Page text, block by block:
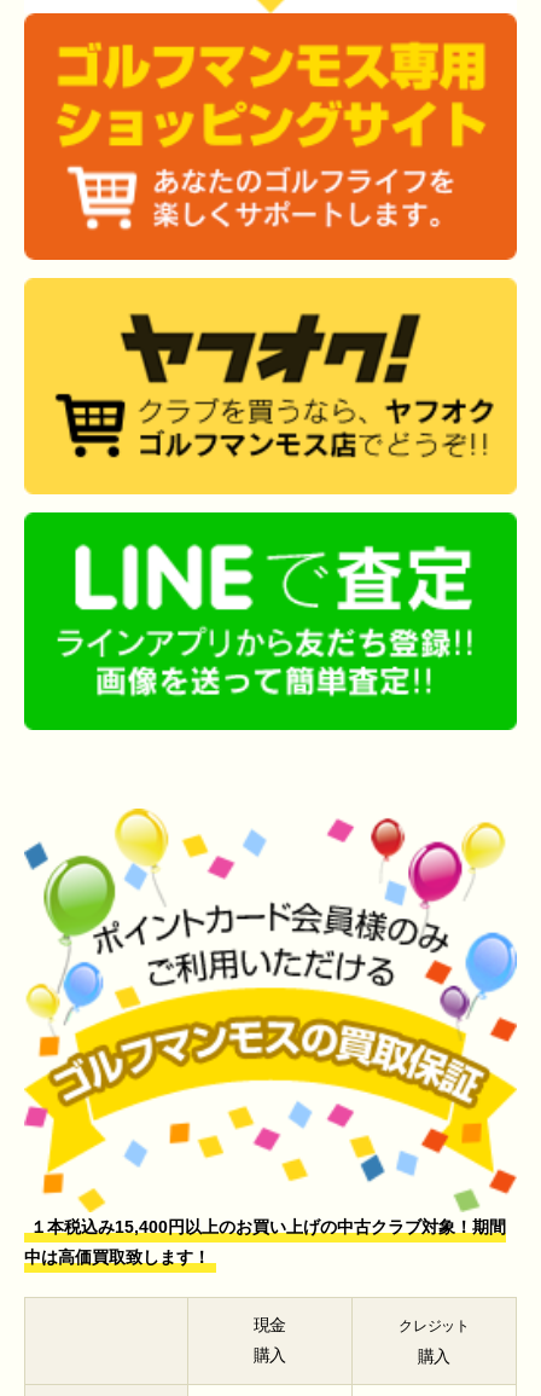
１本税込み15,400円以上のお買い上げの中古クラブ対象！期間
中は高価買取致します！
現金
購入
クレジット
購入